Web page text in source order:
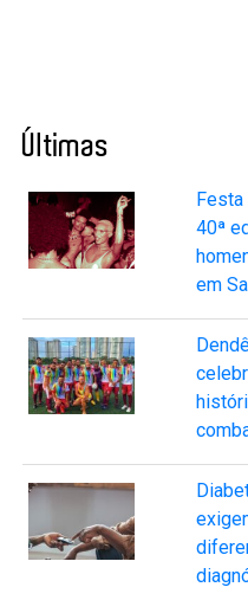
Últimas
40ª
em